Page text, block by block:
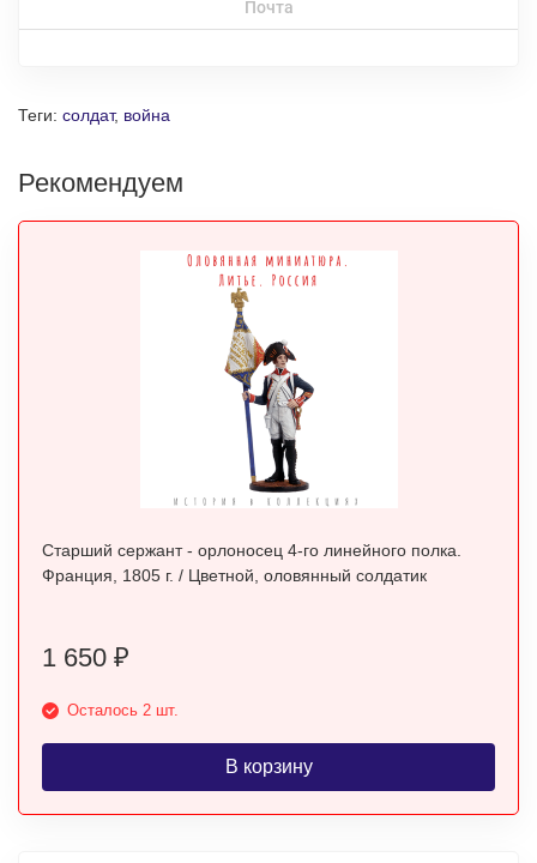
Почта
Теги: солдат, война
Рекомендуем
Старший сержант - орлоносец 4-го линейного полка.
Франция, 1805 г. / Цветной, оловянный солдатик
1 650 ₽
Осталось 2 шт.
В корзину